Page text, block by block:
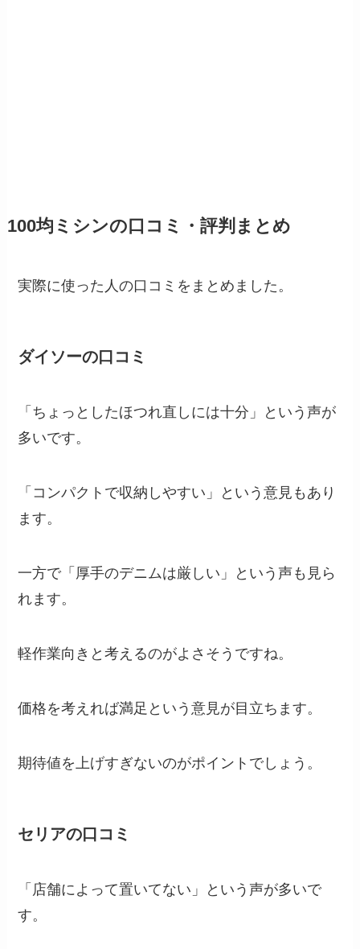
100均ミシンの口コミ・評判まとめ
実際に使った人の口コミをまとめました。
ダイソーの口コミ
「ちょっとしたほつれ直しには十分」という声が
多いです。
「コンパクトで収納しやすい」という意見もあり
ます。
一方で「厚手のデニムは厳しい」という声も見ら
れます。
軽作業向きと考えるのがよさそうですね。
価格を考えれば満足という意見が目立ちます。
期待値を上げすぎないのがポイントでしょう。
セリアの口コミ
「店舗によって置いてない」という声が多いで
す。